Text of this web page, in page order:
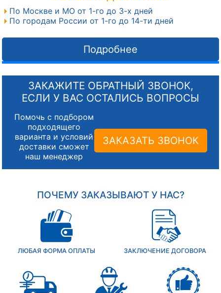
По Москве и МО от 1-го до 3-х дней
По городам России от 1-го до 14-ти дней
Подробнее
ЗАКАЖИТЕ ОБРАТНЫЙ ЗВОНОК,
ЕСЛИ У ВАС ОСТАЛИСЬ ВОПРОСЫ
Помочь с подбором
подходящего
варианта и условий
доставки сможет
наш менеджер
ЗАКАЗАТЬ ЗВОНОК
ПОЧЕМУ ЗАКАЗЫВАЮТ У НАС?
ЛЮБАЯ ФОРМА ОПЛАТЫ ЗАКЛЮЧЕНИЕ ДОГОВОРА